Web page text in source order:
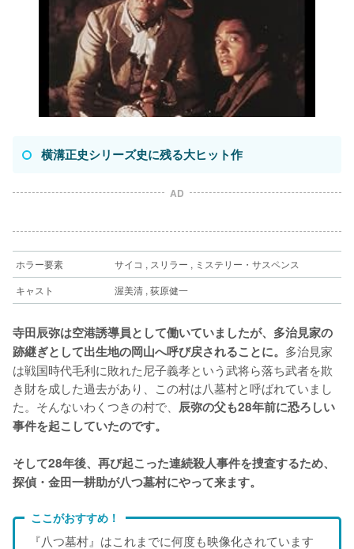
横溝正史シリーズ史に残る大ヒット作
AD
ホラー要素
サイコ , スリラー , ミステリー・サスペンス
キャスト
渥美清 , 荻原健一
寺田辰弥は空港誘導員として働いていましたが、多治見家の
跡継ぎとして出生地の岡山へ呼び戻されることに。 多治見家
は戦国時代毛利に敗れた尼子義孝という武将ら落ち武者を欺
き財を成した過去があり、この村は八墓村と呼ばれていまし
た。そんないわくつきの村で、 辰弥の父も28年前に恐ろしい
事件を起こしていたのです。
そして28年後、再び起こった連続殺人事件を捜査するため、
探偵・金田一耕助が八つ墓村にやって来ます。
ここがおすすめ！